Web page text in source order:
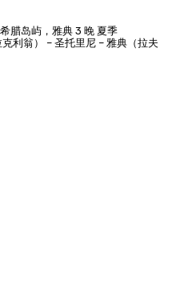
腊岛屿，雅典 3 晚 夏季
利翁） – 圣托里尼 – 雅典（拉夫